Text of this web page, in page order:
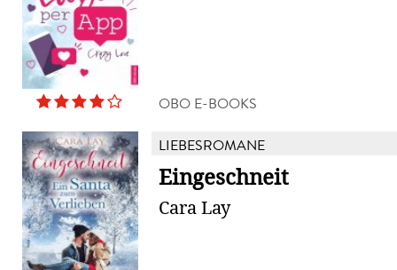
OBO E-BOOKS
LIEBESROMANE
Eingeschneit
Cara Lay